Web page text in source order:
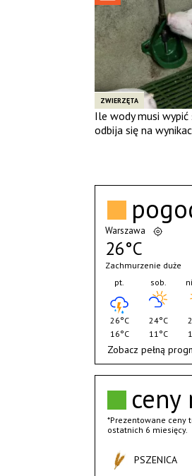
ZWIERZĘTA
Ile wody musi wypić
odbija się na
ceny
*Prezentowane ceny
ostatnich 6 miesięcy.
PSZENICA
Warszawa
26°C
Zachmurzenie duże
pt.
26°C
16°C
sob.
24°C
11°C
Zobacz pełną